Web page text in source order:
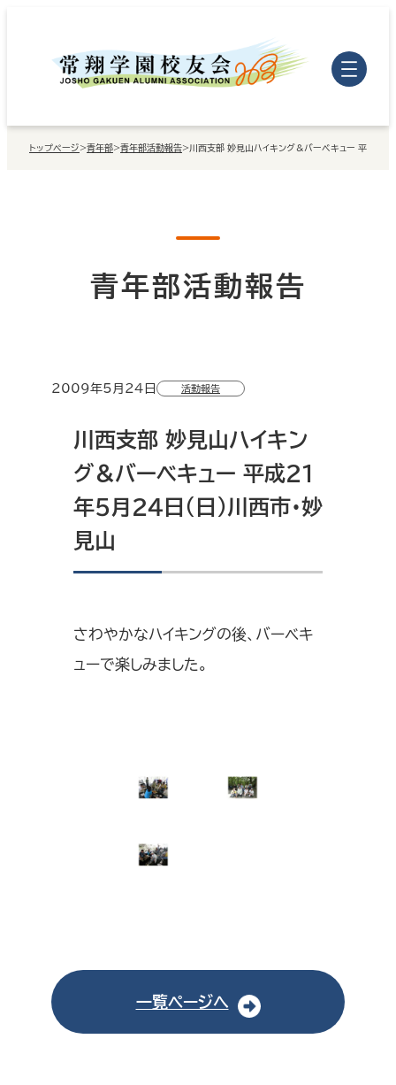
トップページ >青年部>青年部活動報告> 川西支部 妙見山ハイキング＆バーベキュー 平成21
青年部活動報告
2009年5月24日 活動報告
川西支部 妙見山ハイキン
グ＆バーベキュー 平成21
年5月24日（日）川西市・妙
見山
さわやかなハイキングの後、バーベキ
ューで楽しみました。
一覧ページへ